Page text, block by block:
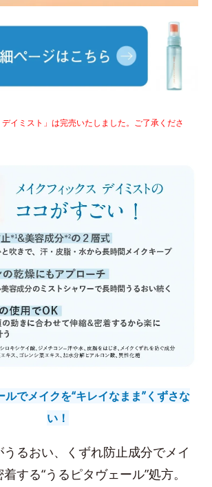
イミスト」は完売いたしました。ご了承くださ
ルでメイクを“キレイなまま”くずさな
い！
るおい、くずれ防止成分でメイ
する“うるピタヴェール”処方。